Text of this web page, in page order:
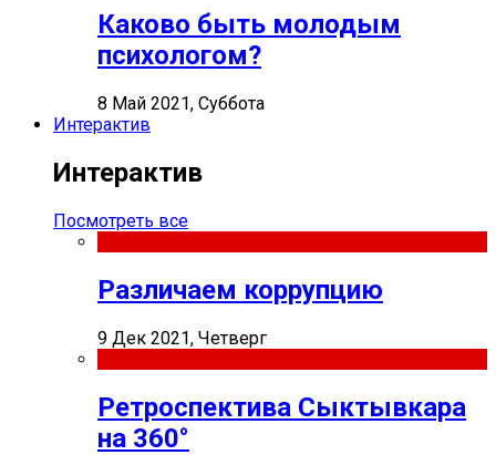
Каково быть молодым
психологом?
8 Май 2021, Суббота
Интерактив
Интерактив
Посмотреть все
Различаем коррупцию
9 Дек 2021, Четверг
Ретроспектива Сыктывкара
на 360°